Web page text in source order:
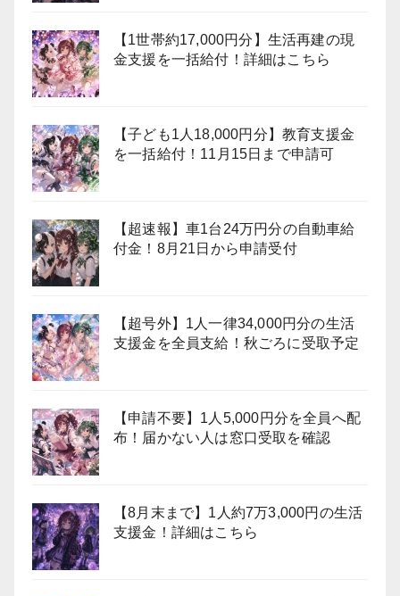
【1世帯約17,000円分】生活再建の現
金支援を一括給付！詳細はこちら
【子ども1人18,000円分】教育支援金
を一括給付！11月15日まで申請可
【超速報】車1台24万円分の自動車給
付金！8月21日から申請受付
【超号外】1人一律34,000円分の生活
支援金を全員支給！秋ごろに受取予定
【申請不要】1人5,000円分を全員へ配
布！届かない人は窓口受取を確認
【8月末まで】1人約7万3,000円の生活
支援金！詳細はこちら